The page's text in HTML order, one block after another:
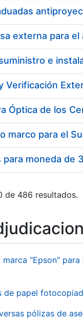
e
moneda de
de 486 resultados.
"Epson"
de papel
pólizas de